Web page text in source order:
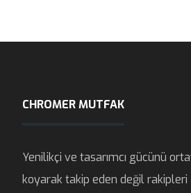
CHROMER MUTFAK
Yenilikçi ve tasarımcı gücünü
koyarak takip eden değil rakipleri